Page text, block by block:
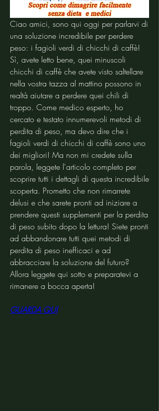
Ciao amici, sono qui oggi per parlarvi di
una soluzione incredibile per perdere
peso: i fagioli verdi di chicchi di caffè!
Sì, avete letto bene, quei minuscoli
chicchi di caffè che avete visto saltellare
nella vostra tazza al mattino possono in
realtà aiutare a perdere quei chili di
troppo. Come medico esperto, ho
cercato e testato innumerevoli metodi di
perdita di peso, ma devo dire che i
fagioli verdi di chicchi di caffè sono uno
dei migliori! Ma non mi credete sulla
parola, leggete l'articolo completo per
scoprire tutti i dettagli di questa incredibile
scoperta. Prometto che non rimarrete
delusi e che sarete pronti ad iniziare a
prendere questi supplementi per la perdita
di peso subito dopo la lettura! Siete pronti
ad abbandonare tutti quei metodi di
perdita di peso inefficaci e ad
abbracciare la soluzione del futuro?
Allora leggete qui sotto e preparatevi a
rimanere a bocca aperta!
GUARDA QUI